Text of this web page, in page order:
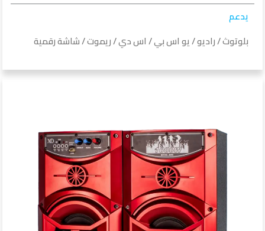
يدعم
بلوتوث / راديو / يو اس بي / اس دي / ريموت / شاشة رقمية